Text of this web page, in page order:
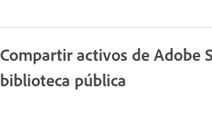
Compartir activos de Adobe
biblioteca pública